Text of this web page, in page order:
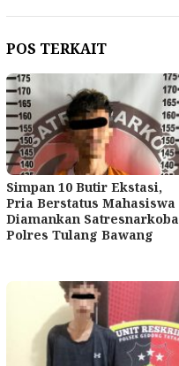
POS TERKAIT
Simpan 10 Butir Ekstasi,
Pria Berstatus Mahasiswa
Diamankan Satresnarkoba
Polres Tulang Bawang